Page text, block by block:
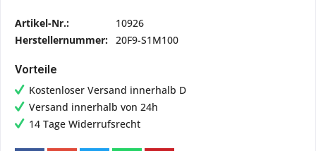
Artikel-Nr.:
10926
Herstellernummer: 20F9-S1M100
Vorteile
Kostenloser Versand innerhalb D
Versand innerhalb von 24h
14 Tage Widerrufsrecht